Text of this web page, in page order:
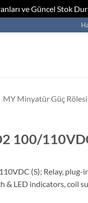
ve Güncel Stok
MY Minyatür Güç
100/
(S); Relay, plug-
& LED indicators, coil